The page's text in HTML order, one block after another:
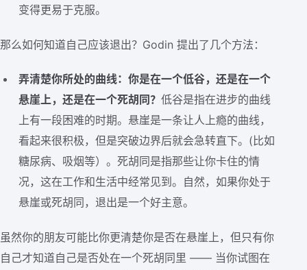
变得更易于克服。
那么如何知道自己应该退出？Godin 提出了几个方法：
弄清楚你所处的曲线：你是在一个低谷，还是在一个
悬崖上，还是在一个死胡同？低谷是指在进步的曲线
上有一段困难的时期。悬崖是一条让人上瘾的曲线，
看起来很积极，但是突破边界后就会急转直下。(比如
糖尿病、吸烟等）。死胡同是指那些让你卡住的情
况，这在工作和生活中经常见到。自然，如果你处于
悬崖或死胡同，退出是一个好主意。
虽然你的朋友可能比你更清楚你是否在悬崖上，但只有你
自己才知道自己是否处在一个死胡同里 —— 当你试图在